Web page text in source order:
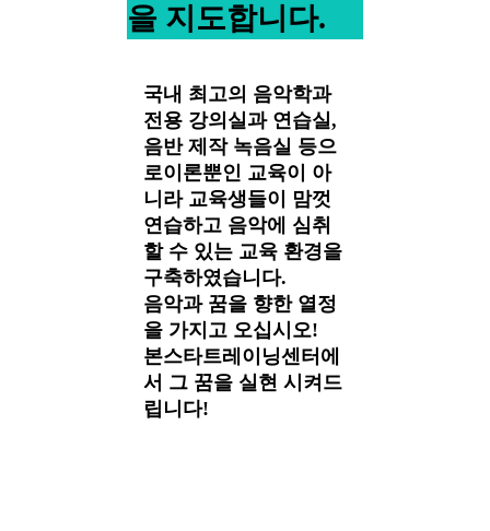
을 지도합니다.
국내 최고의 음악학과
전용 강의실과 연습실,
음반 제작 녹음실 등으
로이론뿐인 교육이 아
니라 교육생들이 맘껏
연습하고 음악에 심취
할 수 있는 교육 환경을
구축하였습니다.
음악과 꿈을 향한 열정
을 가지고 오십시오!
본스타트레이닝센터에
서 그 꿈을 실현 시켜드
립니다!